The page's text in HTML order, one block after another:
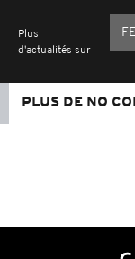
Plus
d'actualités sur
PLUS DE NO